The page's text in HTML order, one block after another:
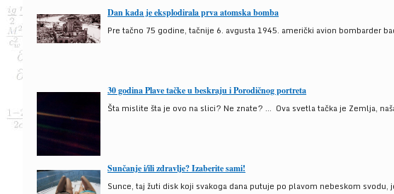
Dan kada je eksplodirala prva atomska bomba
Pre tačno 75 godine, tačnije 6. avgusta 1945. američki avion bombarder
30 godina Plave tačke u beskraju i Porodičnog portreta
Šta mislite šta je ovo na slici? Ne znate? … Ova svetla tačka je Zemlja,
Sunčanje i/ili zdravlje? Izaberite sami!
Sunce, taj žuti disk koji svakoga dana putuje po plavom nebeskom